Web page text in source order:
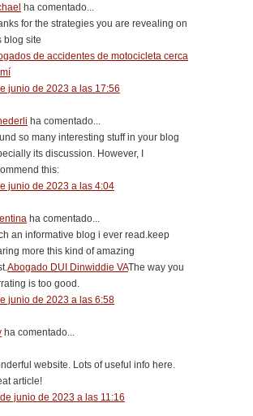
ha comentado...
for the strategies you are revealing on
blog site
de accidentes de motocicleta cerca
junio de 2023 a las 17:56
ha comentado...
so many interesting stuff in your blog
its discussion. However, I
this:
junio de 2023 a las 4:04
ha comentado...
an informative blog i ever read.keep
more this kind of amazing
Abogado DUI Dinwiddie VAThe way you
is too good.
junio de 2023 a las 6:58
ha comentado...
website. Lots of useful info here.
article!
junio de 2023 a las 11:16